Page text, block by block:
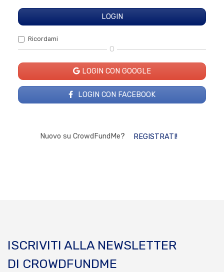
Ricordami
O
LOGIN CON GOOGLE
LOGIN CON FACEBOOK
Nuovo su CrowdFundMe? REGISTRATI!
ISCRIVITI ALLA NEWSLETTER
DI CROWDFUNDME